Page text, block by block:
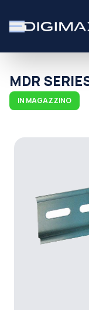
MDR
IN MAGAZZINO